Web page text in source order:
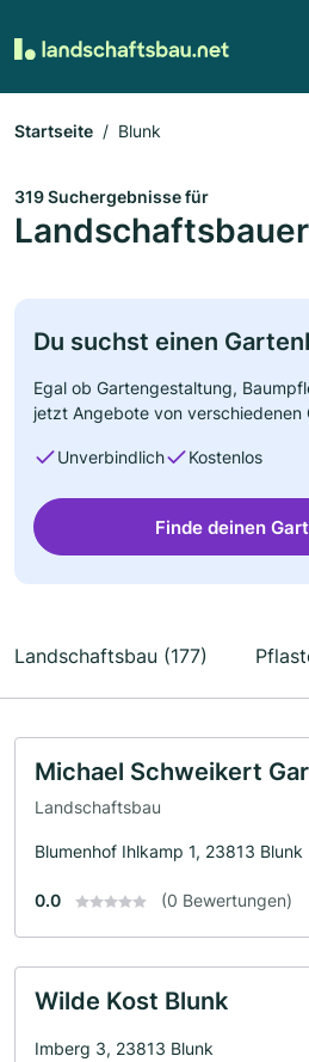
Startseite Blunk
319 Suchergebnisse für
Du suchst einen
Egal ob Gartengestaltung,
jetzt Angebote von verschiedenen
Unverbindlich Kostenlos
Finde deinen
Landschaftsbau (177)
Michael Schweikert
Landschaftsbau
Blumenhof Ihlkamp 1, 23813 Blunk
0.0 (0 Bewertungen)
Wilde Kost Blunk
Imberg 3, 23813 Blunk